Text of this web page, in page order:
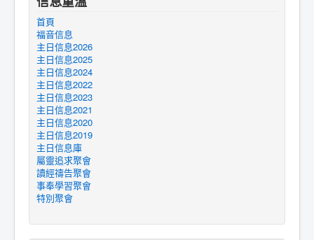
首頁
福音信息
主日信息2026
主日信息2025
主日信息2024
主日信息2022
主日信息2023
主日信息2021
主日信息2020
主日信息2019
主日信息庫
屬靈追求聚會
讀經禱告聚會
事奉學習聚會
特別聚會